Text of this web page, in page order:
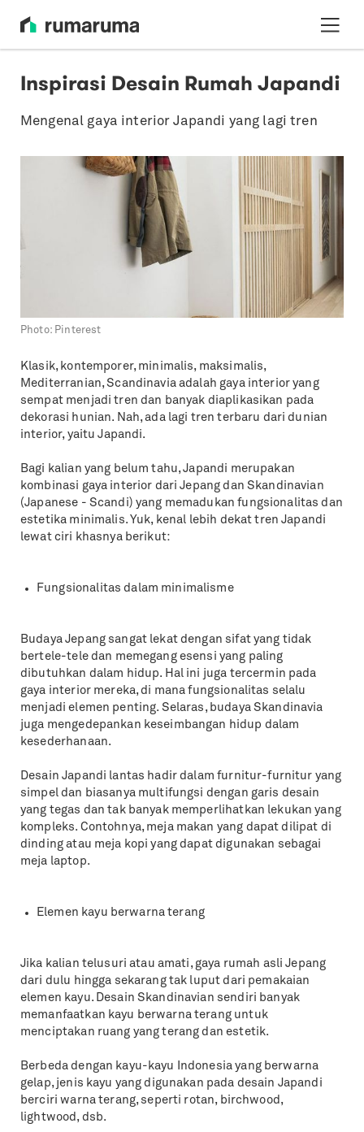
Inspirasi Desain Rumah Japandi
Mengenal gaya interior Japandi yang lagi tren
Photo: Pinterest
Klasik, kontemporer, minimalis, maksimalis,
Mediterranian, Scandinavia adalah gaya interior yang
sempat menjadi tren dan banyak diaplikasikan pada
dekorasi hunian. Nah, ada lagi tren terbaru dari dunian
interior, yaitu Japandi.
Bagi kalian yang belum tahu, Japandi merupakan
kombinasi gaya interior dari Jepang dan Skandinavian
(Japanese - Scandi) yang memadukan fungsionalitas dan
estetika minimalis. Yuk, kenal lebih dekat tren Japandi
lewat ciri khasnya berikut:
Fungsionalitas dalam minimalisme
Budaya Jepang sangat lekat dengan sifat yang tidak
bertele-tele dan memegang esensi yang paling
dibutuhkan dalam hidup. Hal ini juga tercermin pada
gaya interior mereka, di mana fungsionalitas selalu
menjadi elemen penting. Selaras, budaya Skandinavia
juga mengedepankan keseimbangan hidup dalam
kesederhanaan.
Desain Japandi lantas hadir dalam furnitur-furnitur yang
simpel dan biasanya multifungsi dengan garis desain
yang tegas dan tak banyak memperlihatkan lekukan yang
kompleks. Contohnya, meja makan yang dapat dilipat di
dinding atau meja kopi yang dapat digunakan sebagai
meja laptop.
Elemen kayu berwarna terang
Jika kalian telusuri atau amati, gaya rumah asli Jepang
dari dulu hingga sekarang tak luput dari pemakaian
elemen kayu. Desain Skandinavian sendiri banyak
memanfaatkan kayu berwarna terang untuk
menciptakan ruang yang terang dan estetik.
Berbeda dengan kayu-kayu Indonesia yang berwarna
gelap, jenis kayu yang digunakan pada desain Japandi
berciri warna terang, seperti rotan, birchwood,
lightwood, dsb.